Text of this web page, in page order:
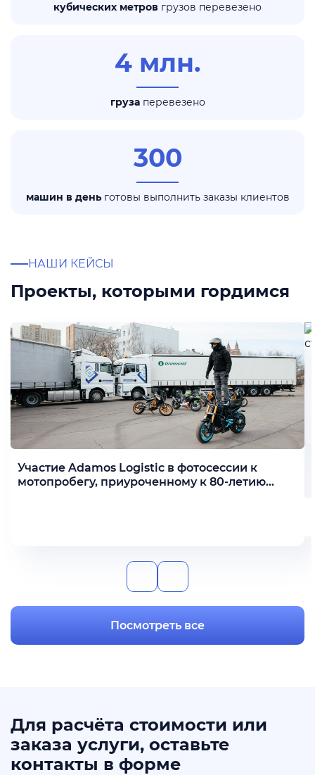
кубических метров грузов перевезено
4 млн.
грузаперевезено
300
машин в деньготовы выполнить заказы клиентов
НАШИ КЕЙСЫ
Проекты, которыми гордимся
Участие Adamos Logistic в фотосессии к
мотопробегу, приуроченному к 80-летию
Посмотреть все
Для расчёта стоимости или
заказа услуги, оставьте
контакты в форме